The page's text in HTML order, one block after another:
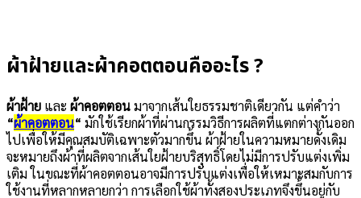
ผ้าฝ้ายและผ้าคอตตอนคืออะไร ?
ผ้าฝ้าย และ ผ้าคอตตอนมาจากเส้นใยธรรมชาติเดียวกัน แต่คำว่า
“ผ้าคอตตอน“ มักใช้เรียกผ้าที่ผ่านกรรมวิธีการผลิตที่แตกต่างกันออก
ไปเพื่อให้มีคุณสมบัติเฉพาะตัวมากขึ้น ผ้าฝ้ายในความหมายดั้งเดิม
จะหมายถึงผ้าที่ผลิตจากเส้นใยฝ้ายบริสุทธิ์โดยไม่มีการปรับแต่งเพิ่ม
เติม ในขณะที่ผ้าคอตตอนอาจมีการปรับแต่งเพื่อให้เหมาะสมกับการ
ใช้งานที่หลากหลายกว่า การเลือกใช้ผ้าทั้งสองประเภทจึงขึ้นอยู่กับ